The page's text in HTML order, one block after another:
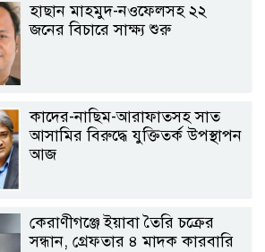
হাছান মাহমুদ-নওফেলসহ ২২
জনের বিচারে সাক্ষ্য শুরু
কাদের-নাছিম-আরাফাতসহ সাত
আসামির বিরুদ্ধে যুক্তিতর্ক উপস্থাপন
আজ
কেরাণীগঞ্জে ইয়াবা তৈরি চক্রের
সন্ধান, গ্রেফতার ৪ মাদক কারবারি